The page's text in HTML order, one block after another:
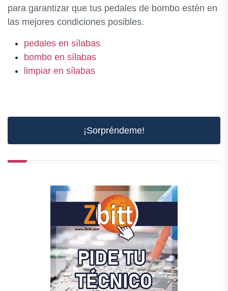
para garantizar que tus pedales de bombo estén en
las mejores condiciones posibles.
pedales en sílabas
bombo en sílabas
limpiar en sílabas
¡Sorpréndeme!